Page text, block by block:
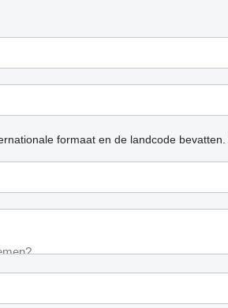
formaat en de landcode bevatten.